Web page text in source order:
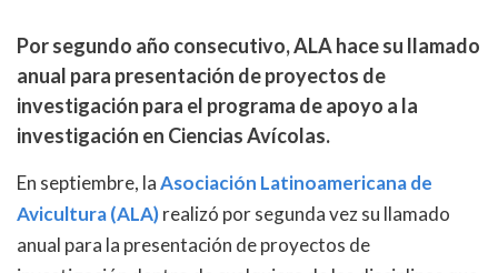
Por segundo año consecutivo, ALA hace su llamado
anual para presentación de proyectos de
investigación para el programa de apoyo a la
investigación en Ciencias Avícolas.
En septiembre, laAsociación Latinoamericana de
Avicultura (ALA)realizó por segunda vez su llamado
anual para la presentación de proyectos de